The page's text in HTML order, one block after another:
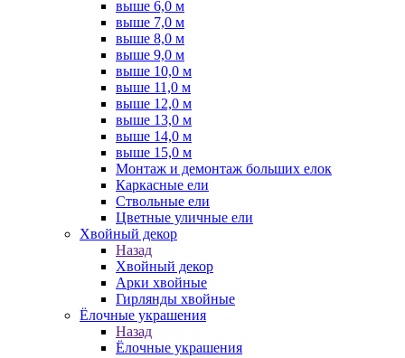
выше 6,0 м
выше 7,0 м
выше 8,0 м
выше 9,0 м
выше 10,0 м
выше 11,0 м
выше 12,0 м
выше 13,0 м
выше 14,0 м
выше 15,0 м
Монтаж и демонтаж больших елок
Каркасные ели
Ствольные ели
Цветные уличные ели
Хвойный декор
Назад
Хвойный декор
Арки хвойные
Гирлянды хвойные
Ёлочные украшения
Назад
Ёлочные украшения